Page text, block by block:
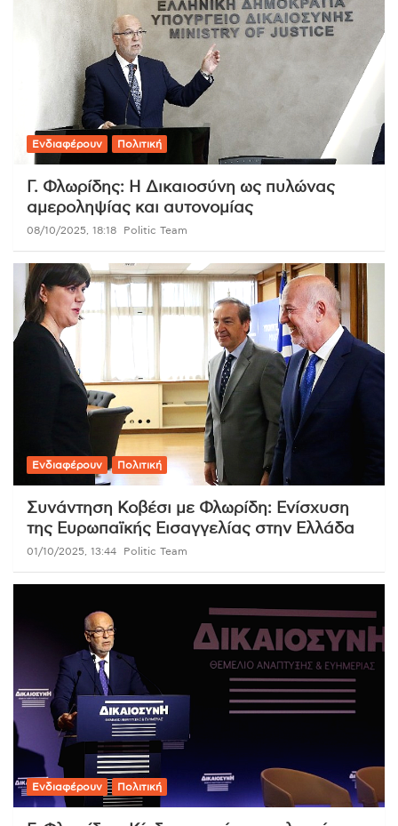
Ενδιαφέρουν Πολιτική
Γ. Φλωρίδης: Η Δικαιοσύνη ως πυλώνας
αμεροληψίας και αυτονομίας
08/10/2025, 18:18 Politic Team
Ενδιαφέρουν Πολιτική
Συνάντηση Κοβέσι με Φλωρίδη: Ενίσχυση
της Ευρωπαϊκής Εισαγγελίας στην Ελλάδα
01/10/2025, 13:44 Politic Team
Ενδιαφέρουν Πολιτική